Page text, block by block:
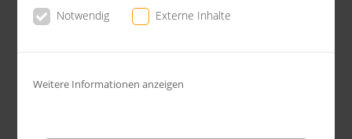
Notwendig Externe Inhalte
Weitere Informationen anzeigen
News aus der Gemeinschaftspraxis Dr.
Fuchs & Kollegen